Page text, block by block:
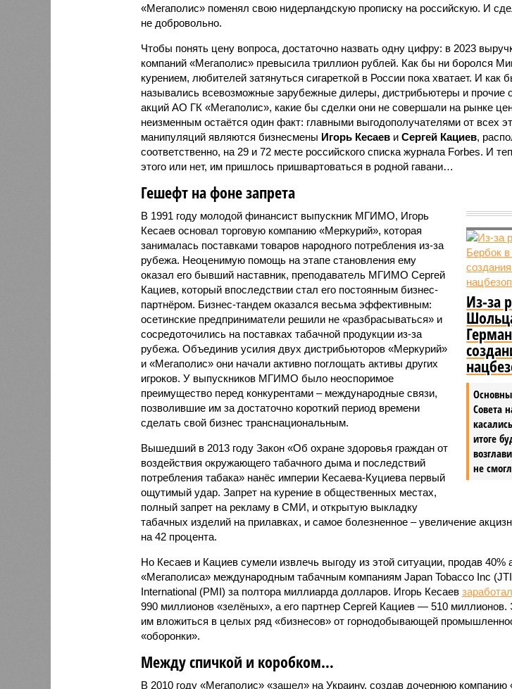
«Мегаполис» поменял свою нидерландскую прописку на российскую. И
не добровольно.
Чтобы понять цену вопроса, достаточно назвать одну цифру: в 2023
компаний «Мегаполис» превысила триллион рублей. Как бы ни боролся
курением, любителей затянуться сигареткой в России пока хватает. И как
назывались всевозможные зарубежные дилеры, дистрибьютеры и прочие
акций АО ГК «Мегаполис», какие бы сделки они не совершали на рынке
неизменным остаётся один факт: главными выгодополучателями от всех
манипуляций являются бизнесмены Игорь Кесаеви Сергей Кациев,
соответственно, на 29 и 72 месте российского списка журнала Forbes. И
этого или нет, им пришлось пришвартоваться в родной гавани…
Гешефт на фоне запрета
Из-за
Совета
итоге
не
В 1991 году молодой финансист выпускник МГИМО, Игорь
Кесаев основал торговую компанию «Меркурий», которая
занималась поставками товаров народного потребления из-за
рубежа. Неоценимую помощь на этапе становления ему
оказал его бывший наставник, преподаватель МГИМО Сергей
Кациев, который впоследствии стал его постоянным бизнес-
партнёром. Бизнес-тандем оказался весьма эффективным:
осетинские предприниматели решили не «разбрасываться» и
сосредоточились на поставках табачной продукции из-за
рубежа. Объединив усилия двух дистрибьюторов «Меркурий»
и «Мегаполис» они начали активно поглощать активы других
игроков. У выпускников МГИМО было неоспоримое
преимущество перед конкурентами – международные связи,
позволившие им за достаточно короткий период времени
сделать свой бизнес транснациональным.
Вышедший в 2013 году Закон «Об охране здоровья граждан от
воздействия окружающего табачного дыма и последствий
потребления табака» нанёс империи Кесаева-Куциева первый
ощутимый удар. Запрет на курение в общественных местах,
полный запрет на рекламу в СМИ, и открытую выкладку
табачных изделий на прилавках, и самое болезненное – увеличение
на 42 процента.
Но Кесаев и Кациев сумели извлечь выгоду из этой ситуации, продав 40%
«Мегаполиса» международным табачным компаниям Japan Tobacco Inc
International (PMI) за полтора миллиарда долларов. Игорь Кесаев заработал
990 миллионов «зелёных», а его партнер Сергей Кациев — 510 миллионов.
им вложиться в целых ряд «бизнесов» от горнодобывающей
«оборонки».
Между спичкой и коробком…
В 2010 году «Мегаполис» «зашел» на Украину, создав дочернюю компанию